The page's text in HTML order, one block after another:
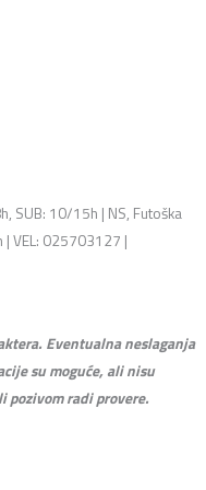
SUB: 10/15h | NS, Futoška
VEL: 025703127 |
Eventualna neslaganja
su moguće, ali nisu
pozivom radi provere.